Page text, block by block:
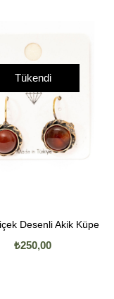
Tükendi
Desenli Akik Küpe
₺250,00